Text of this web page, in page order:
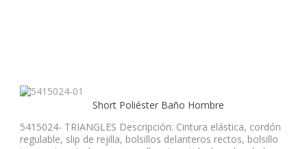
Short Poliéster Baño Hombre
5415024- TRIANGLES Descripción: Cintura elástica, cordón
regulable, slip de rejilla, bolsillos delanteros rectos, bolsillo